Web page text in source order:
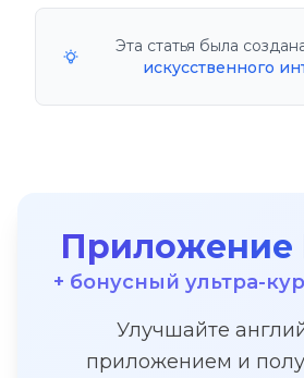
Эта статья была
искусственного
Приложение
+ бонусный ультра-
Улучшайте
приложением и